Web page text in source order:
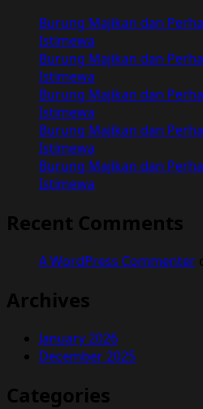
Burung Majikan dan
Istimewa
Burung Majikan dan
Istimewa
Burung Majikan dan
Istimewa
Burung Majikan dan
Istimewa
Burung Majikan dan
Istimewa
Recent Comments
A WordPress Commenter
Archives
January 2026
December 2025
Categories